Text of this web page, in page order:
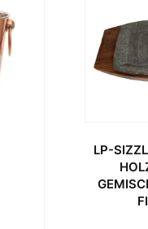
LP-